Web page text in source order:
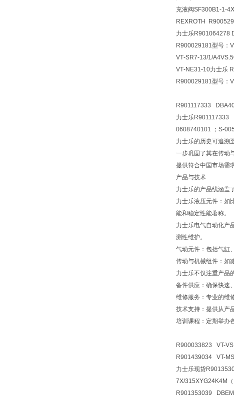
充液阀SF300B1-1-
REXROTH
力士乐R901064278
R900029181型号：
VT‑SR7‑13/1/
VT‑NE31‑10力士乐
R900029181型号：
R901117333
力士乐R901117333
0608740101 ；S-
力士乐的历史可追溯
一步巩固了其在传动
提供符合中国市场需
产品与技术
力士乐的产品线涵盖
力士乐液压元件：如
能和稳定性能著称。
力士乐电气自动化产
测性维护。
气动元件：包括气缸
传动与机械组件：如
力士乐不仅注重产品
备件供应：确保快速
维修服务：专业的维
技术支持：提供从产
培训课程：定期举办
R900033823 VT-
R901439034 VT-
力士乐现货
7X/315XYG24K4M
R901353039